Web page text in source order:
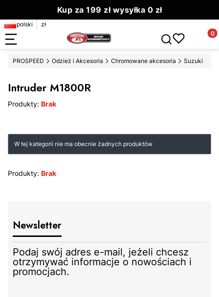
Kup za 199 zł wysyłka 0 zł
polski zł
Otwórz
PROSPEED Odzież i Akcesoria Chromowane akcesoria Suzuki
Intruder M1800R
Produkty: Brak
Lista produktów
W tej kategorii nie ma obecnie żadnych produktów
Produkty: Brak
Newsletter
Podaj swój adres e-mail, jeżeli chcesz
otrzymywać informacje o nowościach i
promocjach.